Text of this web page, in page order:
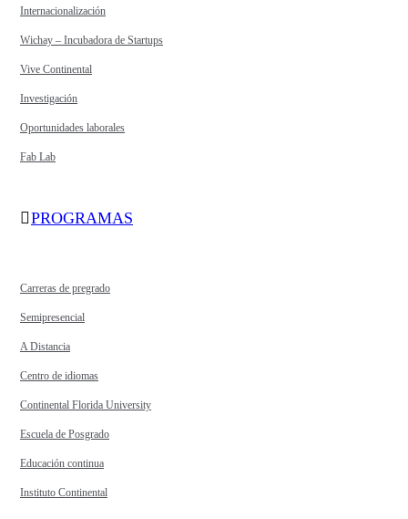
Internacionalización
Wichay – Incubadora de Startups
Vive Continental
Investigación
Oportunidades laborales
Fab Lab
PROGRAMAS
Carreras de pregrado
Semipresencial
A Distancia
Centro de idiomas
Continental Florida University
Escuela de Posgrado
Educación continua
Instituto Continental